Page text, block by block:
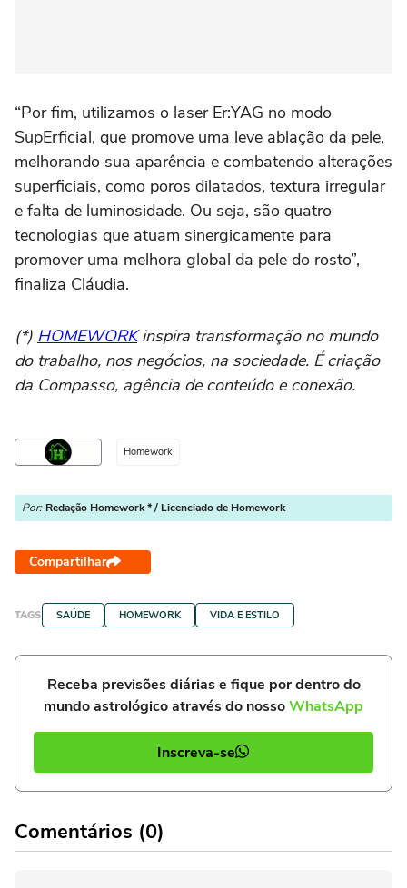
“Por fim, utilizamos o laser Er:YAG no modo
SupErficial, que promove uma leve ablação da pele,
melhorando sua aparência e combatendo alterações
superficiais, como poros dilatados, textura irregular
e falta de luminosidade. Ou seja, são quatro
tecnologias que atuam sinergicamente para
promover uma melhora global da pele do rosto”,
finaliza Cláudia.
(*) HOMEWORKinspira transformação no mundo
do trabalho, nos negócios, na sociedade. É criação
da Compasso, agência de conteúdo e conexão.
Homework
Por: Redação Homework * / Licenciado de Homework
Compartilhar
TAGS SAÚDE HOMEWORK VIDA E ESTILO
Receba previsões diárias e fique por dentro do
mundo astrológico através do nossoWhatsApp
Inscreva-se
Comentários (0)